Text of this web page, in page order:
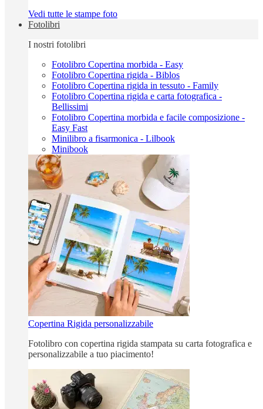
Vedi tutte le stampe foto
Fotolibri
I nostri fotolibri
Fotolibro Copertina morbida - Easy
Fotolibro Copertina rigida - Biblos
Fotolibro Copertina rigida in tessuto - Family
Fotolibro Copertina rigida e carta fotografica -
Bellissimi
Fotolibro Copertina morbida e facile composizione -
Easy Fast
Minilibro a fisarmonica - Lilbook
Minibook
Copertina Rigida personalizzabile
Fotolibro con copertina rigida stampata su carta fotografica e
personalizzabile a tuo piacimento!